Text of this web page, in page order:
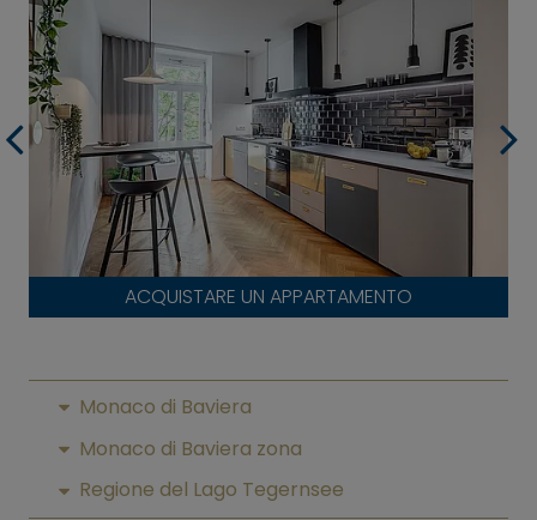
ACQUISTARE UN APPARTAMENTO
Monaco di Baviera
Monaco di Baviera zona
Regione del Lago Tegernsee